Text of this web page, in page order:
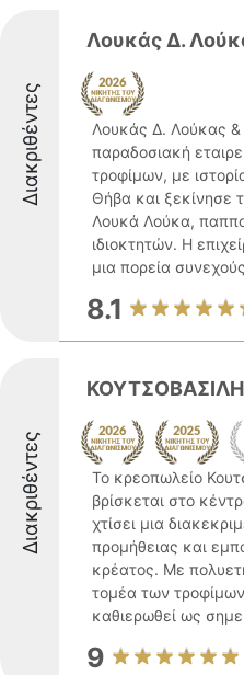
Διακριθέντες
Λουκάς Δ.
Λουκάς Δ. Λούκας &
παραδοσιακή
τροφίμων, με
Θήβα και ξεκίνησε
Λουκά Λούκα,
ιδιοκτητών. Η
μια πορεία
8.1
Διακριθέντες
Το κρεοπωλείο
βρίσκεται στο
χτίσει μια
προμήθειας και
κρέατος. Με
τομέα των
καθιερωθεί ως
9